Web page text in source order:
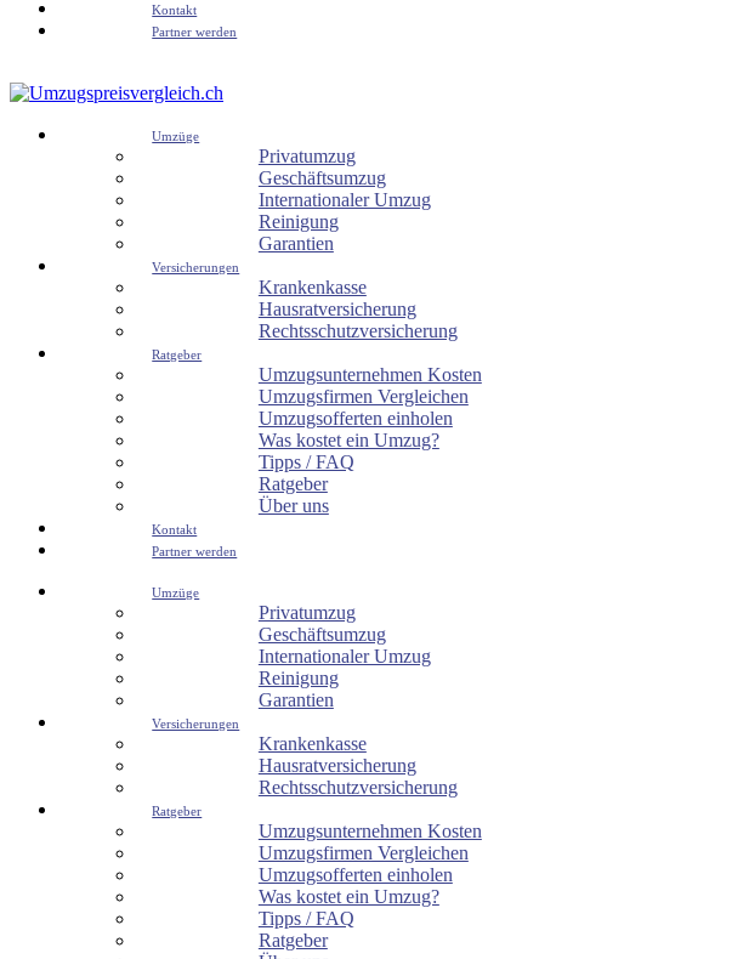
Kontakt
Partner werden
Umzüge
Privatumzug
Geschäftsumzug
Internationaler Umzug
Reinigung
Garantien
Versicherungen
Krankenkasse
Hausratversicherung
Rechtsschutzversicherung
Ratgeber
Umzugsunternehmen Kosten
Umzugsfirmen Vergleichen
Umzugsofferten einholen
Was kostet ein Umzug?
Tipps / FAQ
Ratgeber
Über uns
Kontakt
Partner werden
Umzüge
Privatumzug
Geschäftsumzug
Internationaler Umzug
Reinigung
Garantien
Versicherungen
Krankenkasse
Hausratversicherung
Rechtsschutzversicherung
Ratgeber
Umzugsunternehmen Kosten
Umzugsfirmen Vergleichen
Umzugsofferten einholen
Was kostet ein Umzug?
Tipps / FAQ
Ratgeber